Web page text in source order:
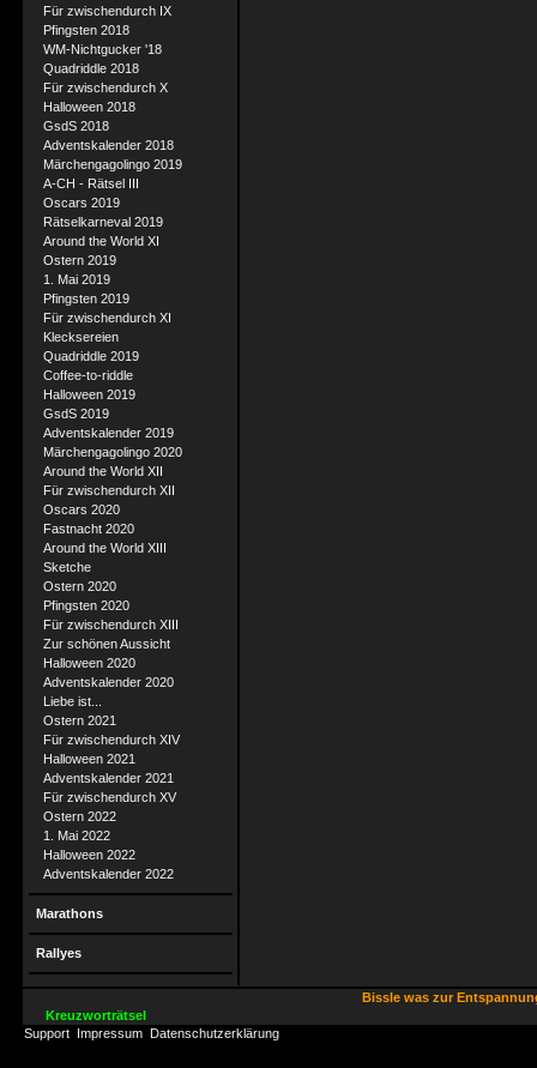
Für zwischendurch IX
Pfingsten 2018
WM-Nichtgucker '18
Quadriddle 2018
Für zwischendurch X
Halloween 2018
GsdS 2018
Adventskalender 2018
Märchengagolingo 2019
A-CH - Rätsel III
Oscars 2019
Rätselkarneval 2019
Around the World XI
Ostern 2019
1. Mai 2019
Pfingsten 2019
Für zwischendurch XI
Klecksereien
Quadriddle 2019
Coffee-to-riddle
Halloween 2019
GsdS 2019
Adventskalender 2019
Märchengagolingo 2020
Around the World XII
Für zwischendurch XII
Oscars 2020
Fastnacht 2020
Around the World XIII
Sketche
Ostern 2020
Pfingsten 2020
Für zwischendurch XIII
Zur schönen Aussicht
Halloween 2020
Adventskalender 2020
Liebe ist...
Ostern 2021
Für zwischendurch XIV
Halloween 2021
Adventskalender 2021
Für zwischendurch XV
Ostern 2022
1. Mai 2022
Halloween 2022
Adventskalender 2022
Marathons
Rallyes
Bissle was zur
Kreuzworträtsel
Support Impressum Datenschutzerklärung